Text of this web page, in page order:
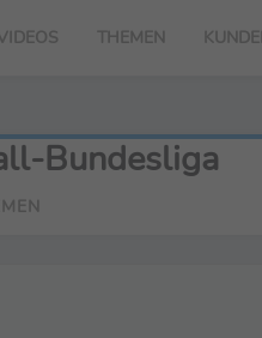
THEMEN
Bundesliga